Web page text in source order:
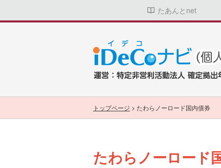
たあんとnet
トップページ > たわらノーロード国内債券
たわらノーロード